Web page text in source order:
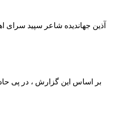
آذین جهاندیده شاعر سپید سرای
بر اساس این گزارش ، در پی